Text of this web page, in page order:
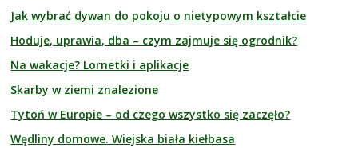
Jak wybrać dywan do pokoju o nietypowym kształcie
Hoduje, uprawia, dba – czym zajmuje się ogrodnik?
Na wakacje? Lornetki i aplikacje
Skarby w ziemi znalezione
Tytoń w Europie – od czego wszystko się zaczęło?
Wędliny domowe. Wiejska biała kiełbasa